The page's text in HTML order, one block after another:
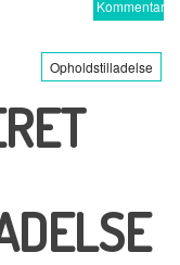
Kommentar
Opholdstilladelse